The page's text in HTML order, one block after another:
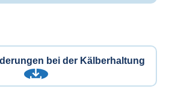
bei der Kälberhaltung